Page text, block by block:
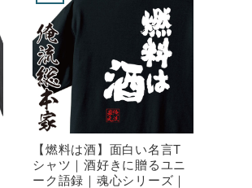
【燃料は酒】面白い名言T
シャツ｜酒好きに贈るユニ
ーク語録｜魂心シリーズ｜